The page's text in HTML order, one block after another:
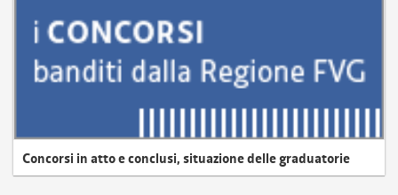
Concorsi in atto e conclusi, situazione delle graduatorie